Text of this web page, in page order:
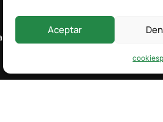
Aceptar
cookies